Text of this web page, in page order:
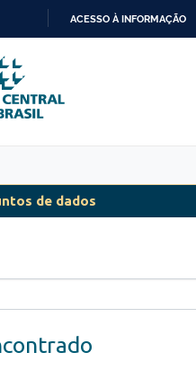
PARA
O
CONTEÚDO
ACESSO À INFORMAÇÃO
de dados